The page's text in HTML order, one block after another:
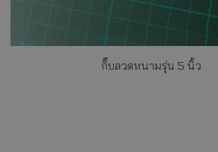
กิ๊บลวดหนามรุ่น 5 นิ้ว